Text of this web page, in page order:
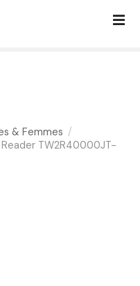
& Femmes
Reader TW2R40000JT-